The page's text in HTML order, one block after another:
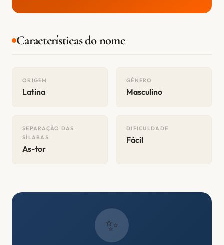
Características do nome
ORIGEM
Latina
GÊNERO
Masculino
SEPARAÇÃO DAS
SÍLABAS
As-tor
DIFICULDADE
Fácil
✨